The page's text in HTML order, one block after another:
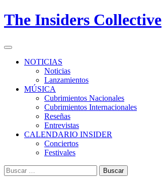
Skip
to
The Insiders Collective
Primary
NOTICIAS
Noticias
Lanzamientos
MÚSICA
Cubrimientos Nacionales
Cubrimientos Internacionales
Reseñas
Entrevistas
CALENDARIO INSIDER
Conciertos
Festivales
Buscar: